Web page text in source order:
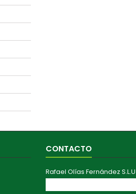
CONTACTO
Rafael Olías Fernández S.L.U